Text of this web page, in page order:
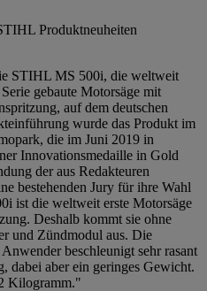
Produktneuheiten
STIHL MS 500i, die weltweit
gebaute Motorsäge mit
auf dem deutschen
wurde das Produkt im
die im Juni 2019 in
Innovationsmedaille in Gold
der aus Redakteuren
bestehenden Jury für ihre Wahl
ist die weltweit erste Motorsäge
Deshalb kommt sie ohne
und Zündmodul aus. Die
beschleunigt sehr rasant
dabei aber ein geringes Gewicht.
Kilogramm."